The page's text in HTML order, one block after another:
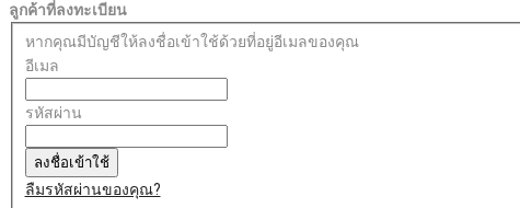
ลูกค้าที่ลงทะเบียน
หากคุณมีบัญชีให้ลงชื่อเข้าใช้ด้วยที่อยู่อีเมลของคุณ
อีเมล
รหัสผ่าน
ลงชื่อเข้าใช้
ลืมรหัสผ่านของคุณ?